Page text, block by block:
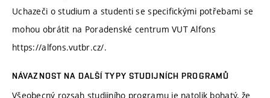
Uchazeči o studium a studenti se specifickými potřebami se
mohou obrátit na Poradenské centrum VUT Alfons
https://alfons.vutbr.cz/.
NÁVAZNOST NA DALŠÍ TYPY STUDIJNÍCH PROGRAMŮ
Všeobecný rozsah studijního programu je natolik bohatý, že